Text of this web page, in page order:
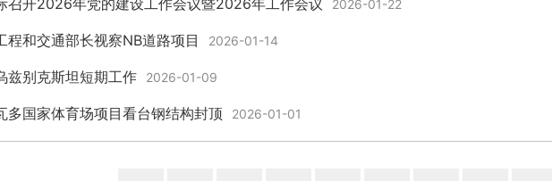
召开2026年党的建设工作会议暨2026年工作会议 2026-01-22
程和交通部长视察NB道路项目 2026-01-14
兹别克斯坦短期工作 2026-01-09
多国家体育场项目看台钢结构封顶 2026-01-01